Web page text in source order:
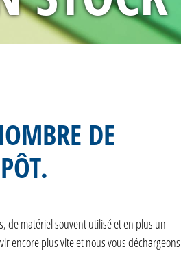
DE
de matériel souvent utilisé et en plus un
encore plus vite et nous vous déchargeons